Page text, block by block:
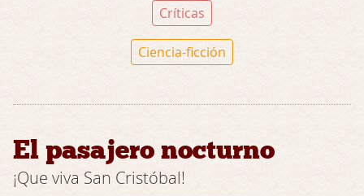
Críticas
Ciencia-ficción
El pasajero nocturno
¡Que viva San Cristóbal!